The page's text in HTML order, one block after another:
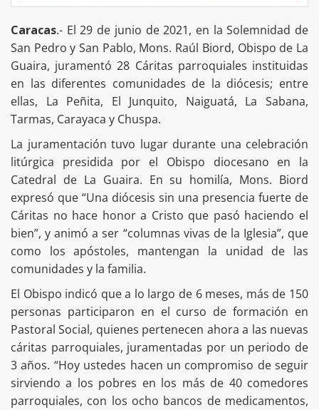
Caracas.- El 29 de junio de 2021, en la Solemnidad de
San Pedro y San Pablo, Mons. Raúl Biord, Obispo de La
Guaira, juramentó 28 Cáritas parroquiales instituidas
en las diferentes comunidades de la diócesis; entre
ellas, La Peñita, El Junquito, Naiguatá, La Sabana,
Tarmas, Carayaca y Chuspa.
La juramentación tuvo lugar durante una celebración
litúrgica presidida por el Obispo diocesano en la
Catedral de La Guaira. En su homilía, Mons. Biord
expresó que “Una diócesis sin una presencia fuerte de
Cáritas no hace honor a Cristo que pasó haciendo el
bien”, y animó a ser “columnas vivas de la Iglesia”, que
como los apóstoles, mantengan la unidad de las
comunidades y la familia.
El Obispo indicó que a lo largo de 6 meses, más de 150
personas participaron en el curso de formación en
Pastoral Social, quienes pertenecen ahora a las nuevas
cáritas parroquiales, juramentadas por un periodo de
3 años. “Hoy ustedes hacen un compromiso de seguir
sirviendo a los pobres en los más de 40 comedores
parroquiales, con los ocho bancos de medicamentos,